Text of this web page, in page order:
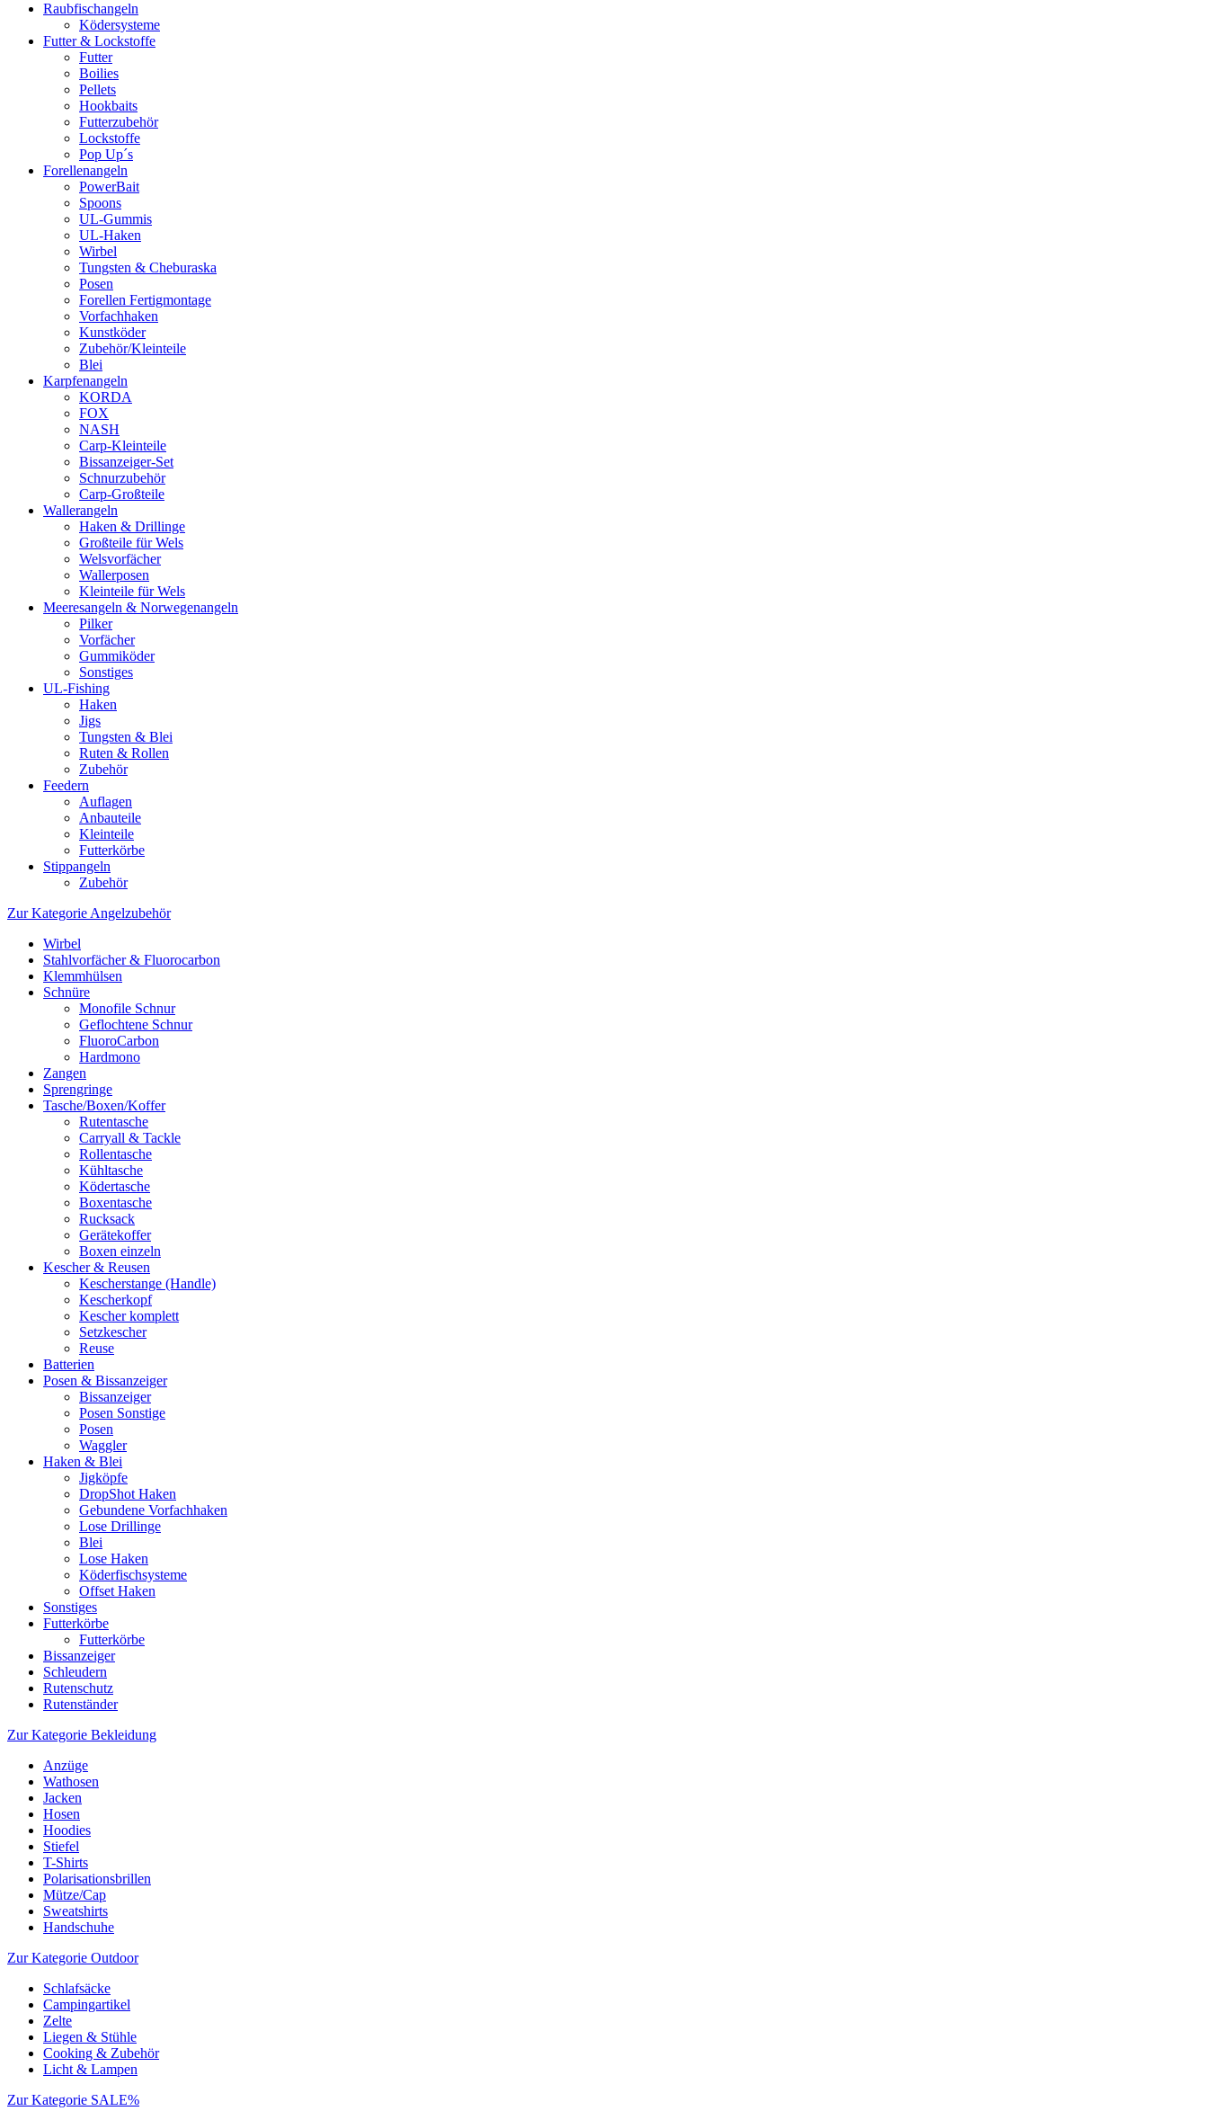
Raubfischangeln
Ködersysteme
Futter & Lockstoffe
Futter
Boilies
Pellets
Hookbaits
Futterzubehör
Lockstoffe
Pop Up´s
Forellenangeln
PowerBait
Spoons
UL-Gummis
UL-Haken
Wirbel
Tungsten & Cheburaska
Posen
Forellen Fertigmontage
Vorfachhaken
Kunstköder
Zubehör/Kleinteile
Blei
Karpfenangeln
KORDA
FOX
NASH
Carp-Kleinteile
Bissanzeiger-Set
Schnurzubehör
Carp-Großteile
Wallerangeln
Haken & Drillinge
Großteile für Wels
Welsvorfächer
Wallerposen
Kleinteile für Wels
Meeresangeln & Norwegenangeln
Pilker
Vorfächer
Gummiköder
Sonstiges
UL-Fishing
Haken
Jigs
Tungsten & Blei
Ruten & Rollen
Zubehör
Feedern
Auflagen
Anbauteile
Kleinteile
Futterkörbe
Stippangeln
Zubehör
Zur Kategorie Angelzubehör
Wirbel
Stahlvorfächer & Fluorocarbon
Klemmhülsen
Schnüre
Monofile Schnur
Geflochtene Schnur
FluoroCarbon
Hardmono
Zangen
Sprengringe
Tasche/Boxen/Koffer
Rutentasche
Carryall & Tackle
Rollentasche
Kühltasche
Ködertasche
Boxentasche
Rucksack
Gerätekoffer
Boxen einzeln
Kescher & Reusen
Kescherstange (Handle)
Kescherkopf
Kescher komplett
Setzkescher
Reuse
Batterien
Posen & Bissanzeiger
Bissanzeiger
Posen Sonstige
Posen
Waggler
Haken & Blei
Jigköpfe
DropShot Haken
Gebundene Vorfachhaken
Lose Drillinge
Blei
Lose Haken
Köderfischsysteme
Offset Haken
Sonstiges
Futterkörbe
Futterkörbe
Bissanzeiger
Schleudern
Rutenschutz
Rutenständer
Zur Kategorie Bekleidung
Anzüge
Wathosen
Jacken
Hosen
Hoodies
Stiefel
T-Shirts
Polarisationsbrillen
Mütze/Cap
Sweatshirts
Handschuhe
Zur Kategorie Outdoor
Schlafsäcke
Campingartikel
Zelte
Liegen & Stühle
Cooking & Zubehör
Licht & Lampen
Zur Kategorie SALE%